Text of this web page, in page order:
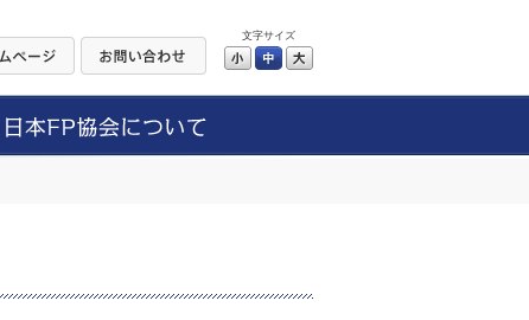
文字サイズ
小 中